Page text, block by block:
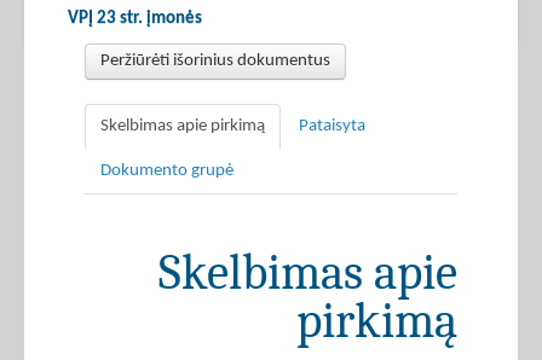
VPĮ 23 str. įmonės
Peržiūrėti išorinius dokumentus
Skelbimas apie pirkimą Pataisyta
Dokumento grupė
Skelbimas apie
pirkimą